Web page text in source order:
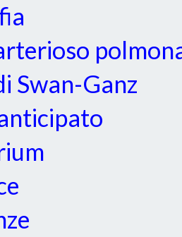
Swan-Ganz